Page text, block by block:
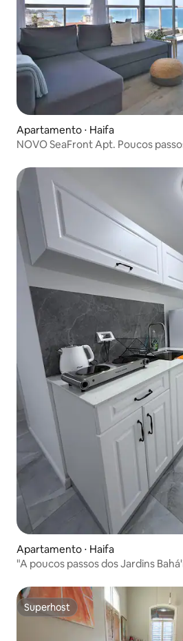
Apartamento ⋅ Haifa
NOVO SeaFront Apt. Poucos
Apartamento ⋅ Haifa
"A poucos passos dos Jardins
Superhost
Superhost